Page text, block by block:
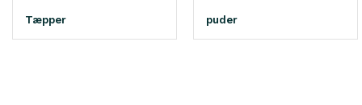
Tæpper puder